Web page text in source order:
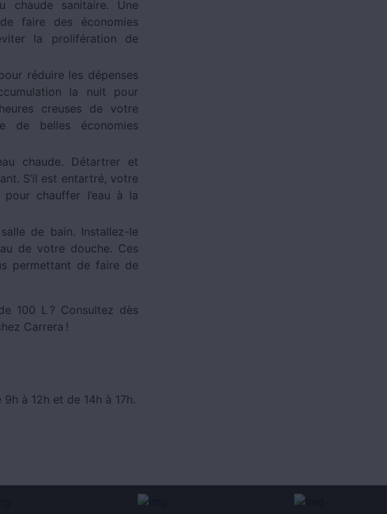
chaude sanitaire. Une
faire des économies
la prolifération de
réduire les dépenses
la nuit pour
creuses de votre
de belles économies
chaude. Détartrer et
S’il est entartré, votre
chauffer l’eau à la
de bain. Installez-le
de votre douche. Ces
permettant de faire de
100 L ? Consultez dès
Carrera !
à 12h et de 14h à 17h.